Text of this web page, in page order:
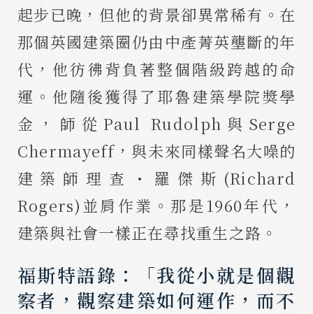
起步已晚，但他的背景卻異常稀有。在
那個英國建築圈仍由中產菁英壟斷的年
代，他彷彿背負著整個階級跨越的命
運。他隨後獲得了耶魯建築學院獎學
金，師從Paul Rudolph與Serge
Chermayeff，與未來同樣聲名大噪的
建築師理查・羅傑斯(Richard
Rogers)並肩作業。那是1960年代，
建築與社會一樣正在尋找重生之路。
福斯特語錄：「我從小就是個觀
察者，觀察建築如何運作，而不